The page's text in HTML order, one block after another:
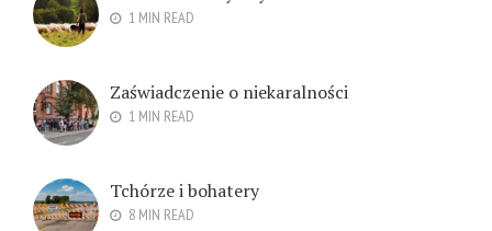
1 MIN READ
Zaświadczenie o niekaralności
1 MIN READ
Tchórze i bohatery
8 MIN READ